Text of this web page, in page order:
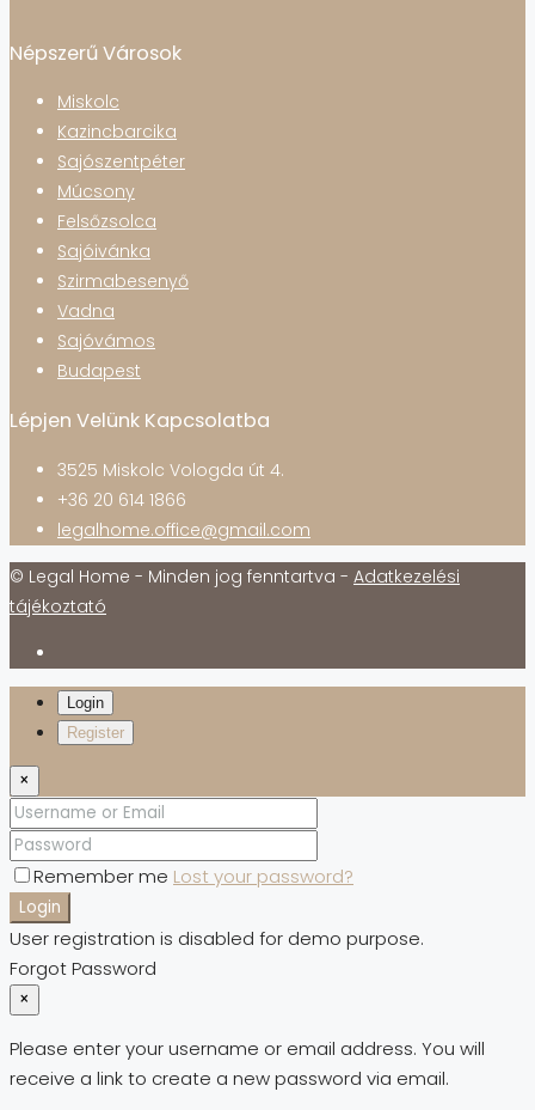
Népszerű Városok
Miskolc
Kazincbarcika
Sajószentpéter
Múcsony
Felsőzsolca
Sajóivánka
Szirmabesenyő
Vadna
Sajóvámos
Budapest
Lépjen Velünk Kapcsolatba
3525 Miskolc Vologda út 4.
+36 20 614 1866
legalhome.office@gmail.com
© Legal Home - Minden jog fenntartva - Adatkezelési
tájékoztató
Login
Register
×
Remember me Lost your password?
Login
User registration is disabled for demo purpose.
Forgot Password
×
Please enter your username or email address. You will
receive a link to create a new password via email.